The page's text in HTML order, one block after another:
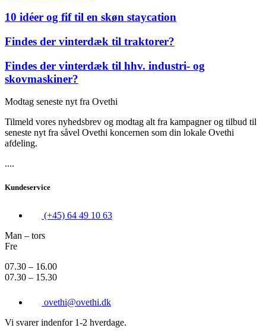
10 idéer og fif til en skøn staycation
Findes der vinterdæk til traktorer?
Findes der vinterdæk til hhv. industri- og
skovmaskiner?
Modtag seneste nyt fra Ovethi
Tilmeld vores nyhedsbrev og modtag alt fra kampagner og tilbud til
seneste nyt fra såvel Ovethi koncernen som din lokale Ovethi
afdeling.
....
Kundeservice
(+45) 64 49 10 63
Man – tors
Fre
07.30 – 16.00
07.30 – 15.30
ovethi@ovethi.dk
Vi svarer indenfor 1-2 hverdage.